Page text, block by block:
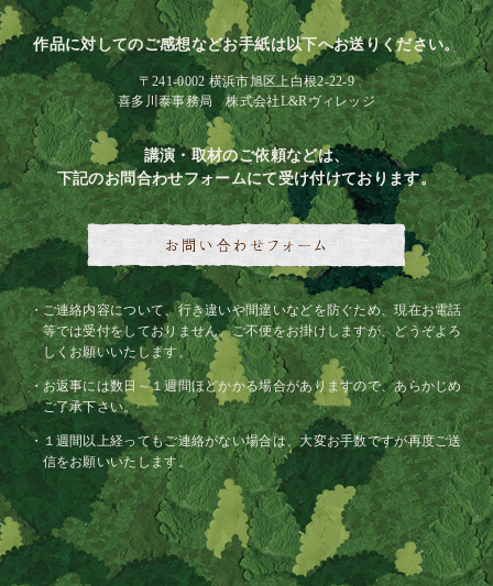
作品に対してのご感想などお手紙は以下へお送りください。
〒241-0002 横浜市旭区上白根2-22-9
喜多川泰事務局 株式会社L&Rヴィレッジ
講演・取材のご依頼などは、
下記のお問合わせフォームにて受け付けております。
ご連絡内容について、行き違いや間違いなどを防ぐため、現在お電話
等では受付をしておりません。ご不便をお掛けしますが、どうぞよろ
しくお願いいたします。
お返事には数日～１週間ほどかかる場合がありますので、あらかじめ
ご了承下さい。
１週間以上経ってもご連絡がない場合は、大変お手数ですが再度ご送
信をお願いいたします。